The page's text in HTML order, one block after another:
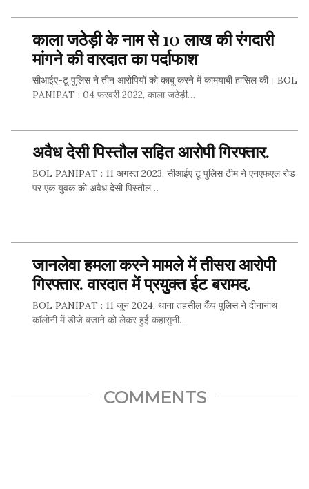
SHARE THIS...
काला जठेड़ी के नाम से 10 लाख की रंगदारी
मांगने की वारदात का पर्दाफाश
सीआईए-टू पुलिस ने तीन आरोपियों को काबू करने में कामयाबी हासिल की। BOL
PANIPAT : 04 फरवरी 2022, काला जठेड़ी…
SHARE THIS...
अवैध देसी पिस्तौल सहित आरोपी गिरफ्तार.
BOL PANIPAT : 11 अगस्त 2023, सीआईए टू पुलिस टीम ने एनएफएल रोड
पर एक युवक को अवैध देसी पिस्तौल…
जानलेवा हमला करने मामले में तीसरा आरोपी
गिरफ्तार. वारदात में प्रयुक्त ईट बरामद.
BOL PANIPAT : 11 जून 2024, थाना तहसील कैंप पुलिस ने दीनानाथ
कॉलोनी में डीजे बजाने को लेकर हुई कहासुनी…
COMMENTS